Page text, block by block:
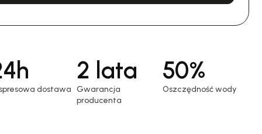
dostawa
2 lata
Gwarancja
producenta
50%
Oszczędność wody